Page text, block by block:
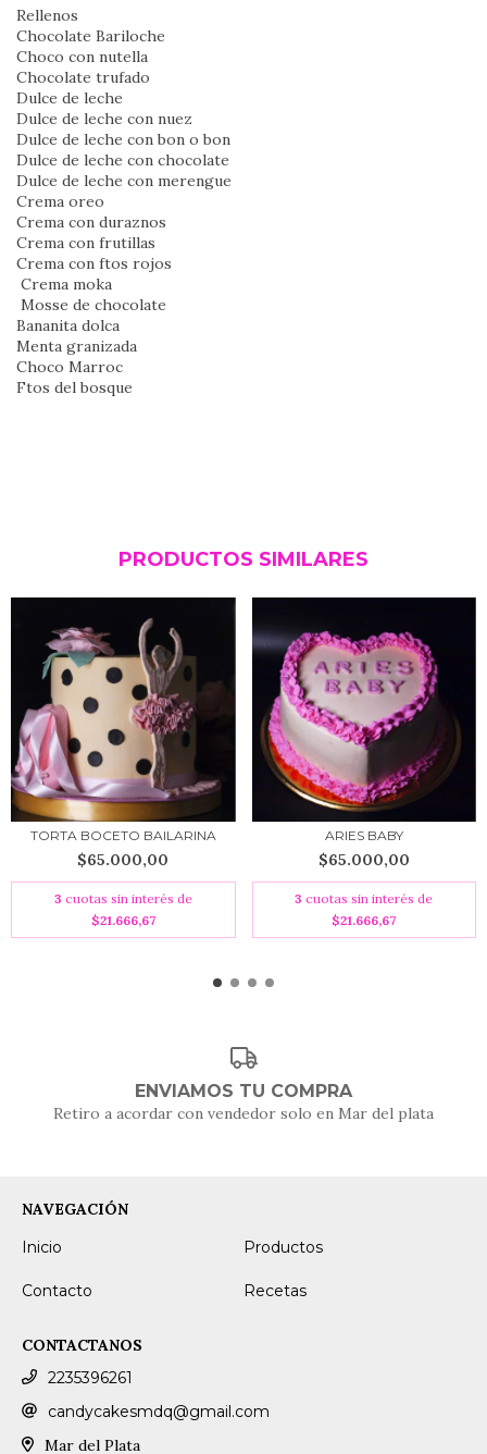
Rellenos
Chocolate Bariloche
Choco con nutella
Chocolate trufado
Dulce de leche
Dulce de leche con nuez
Dulce de leche con bon o bon
Dulce de leche con chocolate
Dulce de leche con merengue
Crema oreo
Crema con duraznos
Crema con frutillas
Crema con ftos rojos
Crema moka
Mosse de chocolate
Bananita dolca
Menta granizada
Choco Marroc
Ftos del bosque
PRODUCTOS SIMILARES
TORTA BOCETO BAILARINA
$65.000,00
3 cuotas sin interés de
$21.666,67
ARIES BABY
$65.000,00
3 cuotas sin interés de
$21.666,67
ENVIAMOS TU COMPRA
Retiro a acordar con vendedor solo en Mar del plata
NAVEGACIÓN
Inicio
Productos
Contacto Recetas
CONTACTANOS
2235396261
candycakesmdq@gmail.com
Mar del Plata